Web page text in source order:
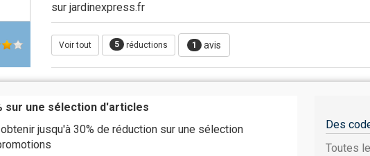
sur jardinexpress.fr
Voir tout 5 réductions 1 avis
sur une sélection d'articles
jusqu'à 30% de réduction sur une sélection
Des
Toutes